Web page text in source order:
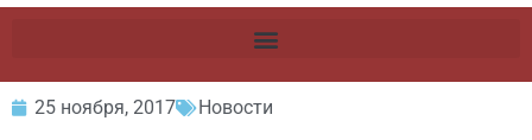
25 ноября, 2017 Новости